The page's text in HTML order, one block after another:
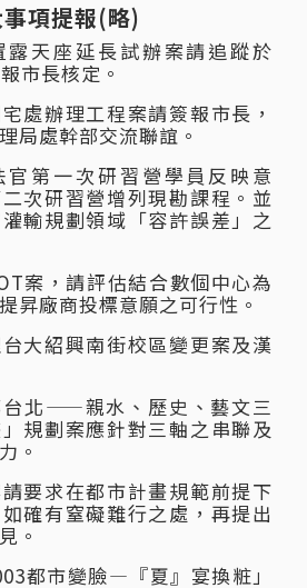
項提報(略)
露天座延長試辦案請追蹤於
市長核定。
處辦理工程案請簽報市長，
局處幹部交流聯誼。
官第一次研習營學員反映意
次研習營增列現勘課程。並
輸規劃領域「容許誤差」之
案，請評估結合數個中心為
昇廠商投標意願之可行性。
大紹興南街校區變更案及漢
台北——親水、歷史、藝文三
規劃案應針對三軸之串聯及
。
要求在都市計畫規範前提下
確有窒礙難行之處，再提出
。
都市變臉—『夏』宴換粧」